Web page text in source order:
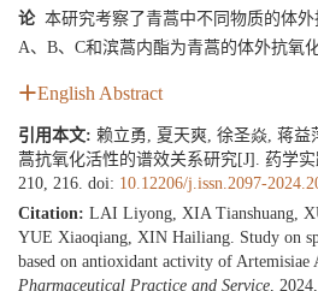
论本研究考察了青蒿中不同物质的体外
A、B、C和滨蒿内酯为青蒿的体外抗氧
English Abstract
引用本文: 赖立勇, 夏天爽, 徐圣焱, 蒋
蒿抗氧化活性的谱效关系研究[J]. 药学
210, 216. doi: 10.12206/j.issn.2097-
Citation: LAI Liyong, XIA Tianshuang,
YUE Xiaoqiang, XIN Hailiang. Study on
based on antioxidant activity of Artemisiae
Pharmaceutical Practice and Service ,